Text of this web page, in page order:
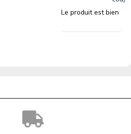
Le produit est bien